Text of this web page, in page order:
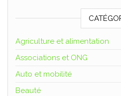
Agriculture et alimentation
Associations et ONG
Auto et mobilité
Beauté